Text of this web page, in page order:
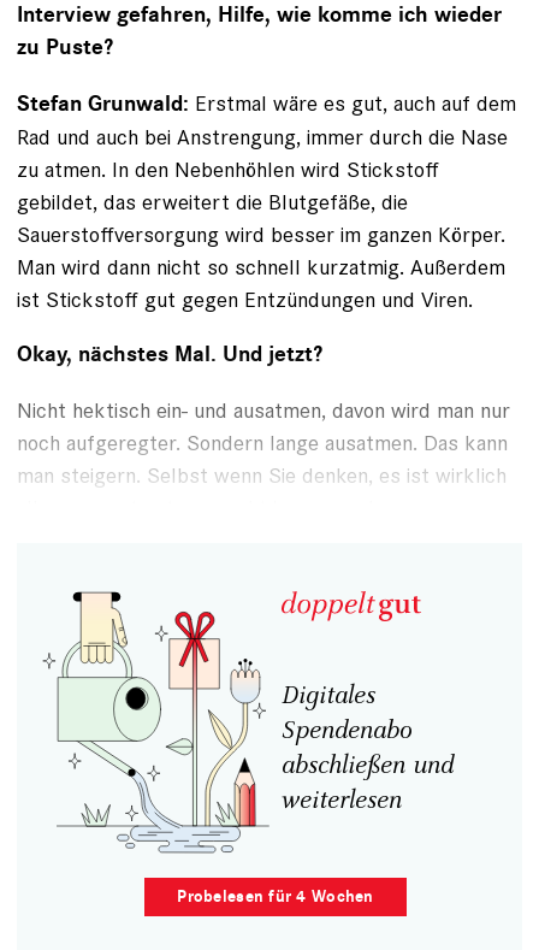
Interview gefahren, Hilfe, wie komme ich wieder
zu Puste?
Stefan Grunwald: Erstmal wäre es gut, auch auf dem
Rad und auch bei Anstrengung, immer durch die Nase
zu atmen. In den Nebenhöhlen wird Stickstoff
gebildet, das erweitert die Blutgefäße, die
Sauerstoffversorgung wird besser im ganzen Körper.
Man wird dann nicht so schnell kurzatmig. Außerdem
ist Stickstoff gut gegen Entzündungen und Viren.
Okay, nächstes Mal. Und jetzt?
Nicht hektisch ein- und ausatmen, davon wird man nur
noch aufgeregter. Sondern lange ausatmen. Das kann
man steigern. Selbst wenn Sie denken, es ist wirklich
Digitales
Spendenabo
abschließen und
weiterlesen
Probelesen für 4 Wochen